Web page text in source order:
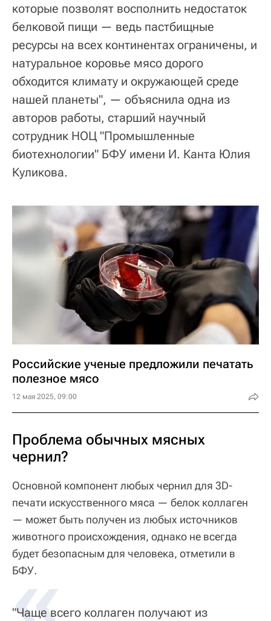
которые позволят восполнить недостаток
белковой пищи — ведь пастбищные
ресурсы на всех континентах ограничены, и
натуральное коровье мясо дорого
обходится климату и окружающей среде
нашей планеты", — объяснила одна из
авторов работы, старший научный
сотрудник НОЦ "Промышленные
биотехнологии" БФУ имени И. Канта Юлия
Куликова.
Российские ученые предложили печатать
полезное мясо
12 мая 2025, 09:00
Проблема обычных мясных
чернил?
Основной компонент любых чернил для 3D-
печати искусственного мяса — белок коллаген
— может быть получен из любых источников
животного происхождения, однако не всегда
будет безопасным для человека, отметили в
БФУ.
"Чаще всего коллаген получают из